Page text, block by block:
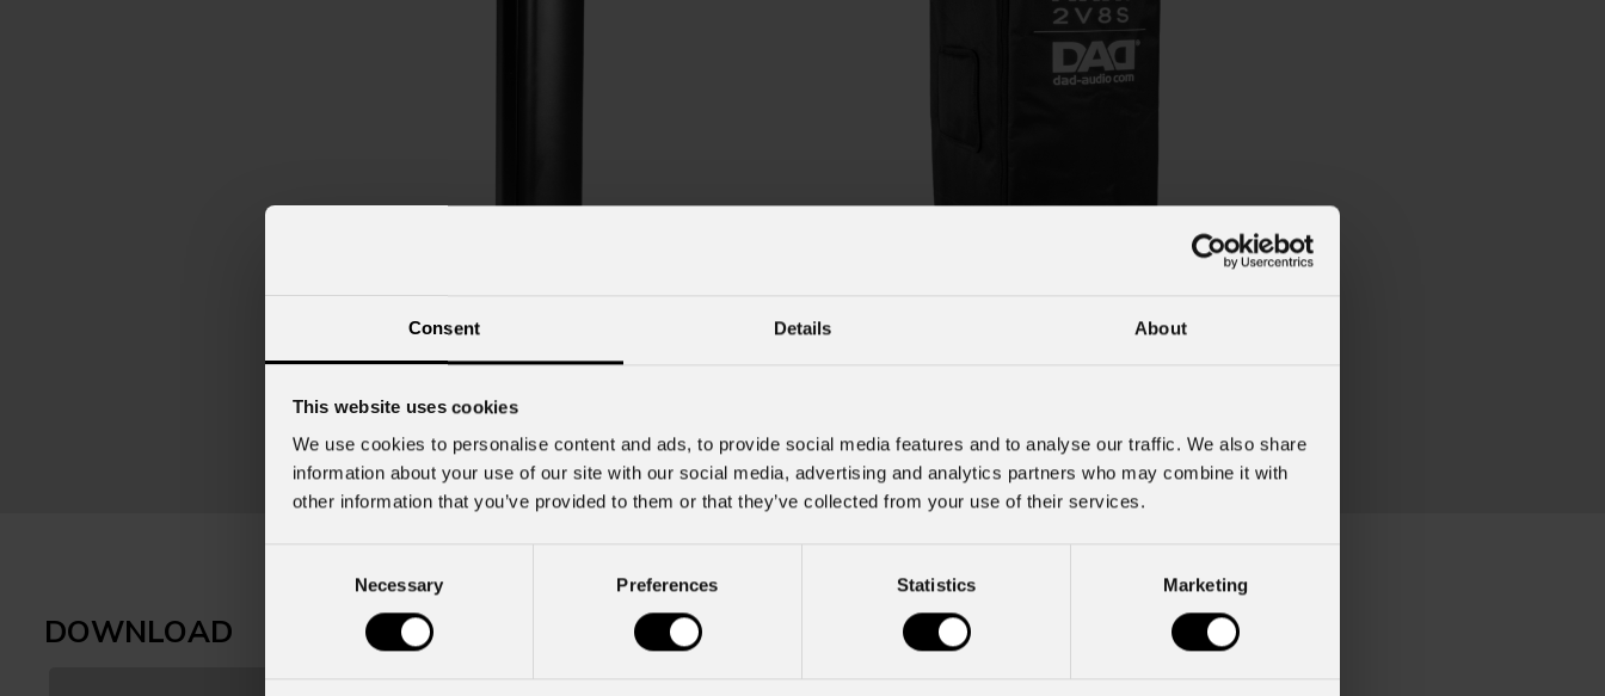
Consent Details About
This website uses cookies
We use cookies to personalise content and ads, to provide social media features and to analyse our traffic. We also share
information about your use of our site with our social media, advertising and analytics partners who may combine it with
other information that you’ve provided to them or that they’ve collected from your use of their services.
Necessary Preferences Statistics Marketing
ARK680SE
(Opzionale)
Custodia in nylon per la protezione/trasporto di un
diffusore ARK2V8
DOWNLOAD